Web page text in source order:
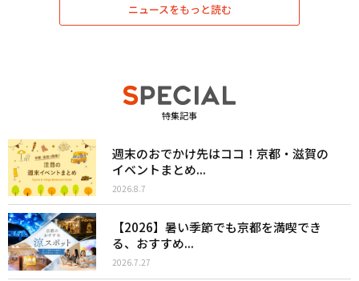
ニュースをもっと読む
特集記事
週末のおでかけ先はココ！京都・滋賀の
イベントまとめ...
2026.8.7
【2026】暑い季節でも京都を満喫でき
る、おすすめ...
2026.7.27